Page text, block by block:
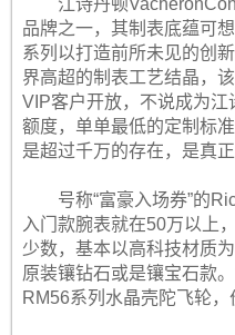
江诗丹顿
品牌之一，其制表底蕴可
系列以打造前所未见的创
界高超的制表工艺结晶，
VIP客户开放，不说成为
额度，单单最低的定制标
是超过千万的存在，是真正
号称“富豪入场券”的
入门款腕表就在50万以上
少数，基本以高科技材质
原装镶钻石或是镶宝石款
RM56系列水晶壳陀飞轮，